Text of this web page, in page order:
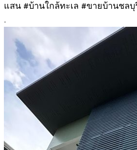
แสน #บ้านใกล้ทะเล #ขายบ้านชลบุ
.